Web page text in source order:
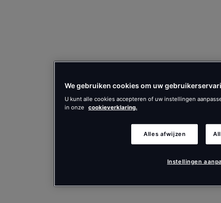
We gebruiken cookies om uw
U kunt alle cookies accepteren of uw instellingen
in onze
cookieverklaring.
Alles afwijzen
Instellingen